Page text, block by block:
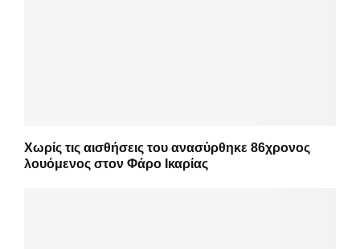
Χωρίς τις αισθήσεις του ανασύρθηκε 86χρονος
λουόμενος στον Φάρο Ικαρίας